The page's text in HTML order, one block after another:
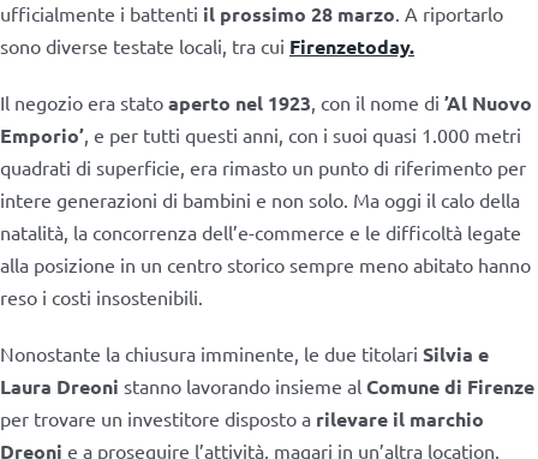
ufficialmente i battenti il prossimo 28 marzo. A riportarlo
sono diverse testate locali, tra cui Firenzetoday.
Il negozio era stato aperto nel 1923, con il nome di ’Al Nuovo
Emporio’, e per tutti questi anni, con i suoi quasi 1.000 metri
quadrati di superficie, era rimasto un punto di riferimento per
intere generazioni di bambini e non solo. Ma oggi il calo della
natalità, la concorrenza dell’e-commerce e le difficoltà legate
alla posizione in un centro storico sempre meno abitato hanno
reso i costi insostenibili.
Nonostante la chiusura imminente, le due titolari Silvia e
Laura Dreoni stanno lavorando insieme al Comune di Firenze
per trovare un investitore disposto a rilevare il marchio
Dreoni e a proseguire l’attività, magari in un’altra location.